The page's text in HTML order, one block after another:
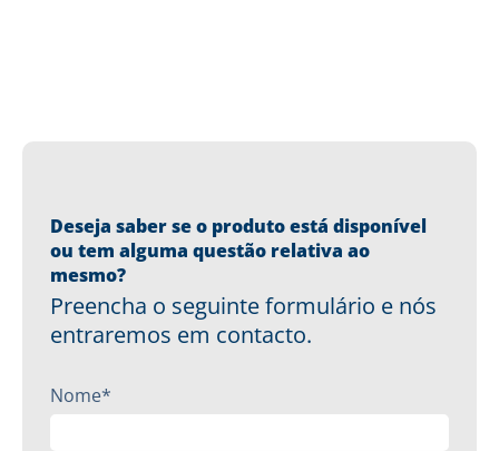
Deseja saber se o produto está disponível
ou tem alguma questão relativa ao
mesmo?
Preencha o seguinte formulário e nós
entraremos em contacto.
Nome*